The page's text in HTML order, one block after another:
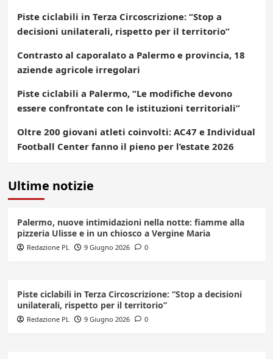
Piste ciclabili in Terza Circoscrizione: “Stop a
decisioni unilaterali, rispetto per il territorio”
Contrasto al caporalato a Palermo e provincia, 18
aziende agricole irregolari
Piste ciclabili a Palermo, “Le modifiche devono
essere confrontate con le istituzioni territoriali”
Oltre 200 giovani atleti coinvolti: AC47 e Individual
Football Center fanno il pieno per l’estate 2026
Ultime notizie
Palermo, nuove intimidazioni nella notte: fiamme alla
pizzeria Ulisse e in un chiosco a Vergine Maria
Redazione PL 9 Giugno 2026 0
Piste ciclabili in Terza Circoscrizione: “Stop a decisioni
unilaterali, rispetto per il territorio”
Redazione PL 9 Giugno 2026 0